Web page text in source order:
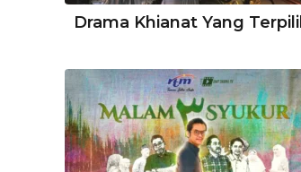
Drama Khianat Yang